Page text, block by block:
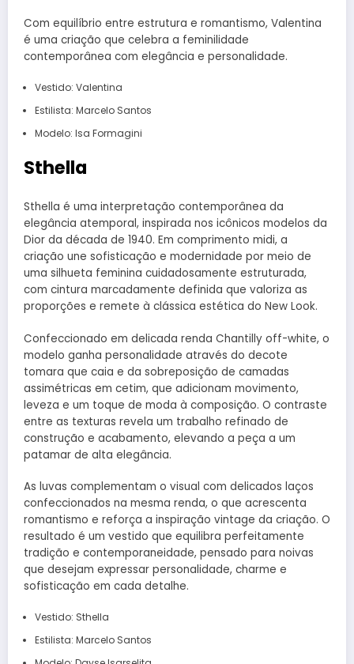
Com equilíbrio entre estrutura e romantismo, Valentina
é uma criação que celebra a feminilidade
contemporânea com elegância e personalidade.
Vestido: Valentina
Estilista: Marcelo Santos
Modelo: Isa Formagini
Sthella
Sthella é uma interpretação contemporânea da
elegância atemporal, inspirada nos icônicos modelos da
Dior da década de 1940. Em comprimento midi, a
criação une sofisticação e modernidade por meio de
uma silhueta feminina cuidadosamente estruturada,
com cintura marcadamente definida que valoriza as
proporções e remete à clássica estética do New Look.
Confeccionado em delicada renda Chantilly off-white, o
modelo ganha personalidade através do decote
tomara que caia e da sobreposição de camadas
assimétricas em cetim, que adicionam movimento,
leveza e um toque de moda à composição. O contraste
entre as texturas revela um trabalho refinado de
construção e acabamento, elevando a peça a um
patamar de alta elegância.
As luvas complementam o visual com delicados laços
confeccionados na mesma renda, o que acrescenta
romantismo e reforça a inspiração vintage da criação. O
resultado é um vestido que equilibra perfeitamente
tradição e contemporaneidade, pensado para noivas
que desejam expressar personalidade, charme e
sofisticação em cada detalhe.
Vestido: Sthella
Estilista: Marcelo Santos